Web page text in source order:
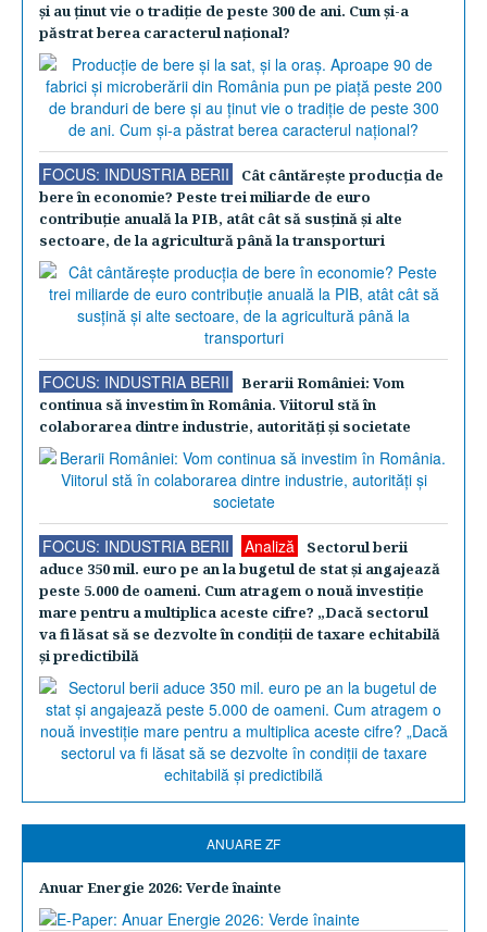
şi au ţinut vie o tradiţie de peste 300 de ani. Cum şi-a
păstrat berea caracterul naţional?
FOCUS: INDUSTRIA BERII
Cât cântăreşte producţia de
bere în economie? Peste trei miliarde de euro
contribuţie anuală la PIB, atât cât să susţină şi alte
sectoare, de la agricultură până la transporturi
FOCUS: INDUSTRIA BERII
Berarii României: Vom
continua să investim în România. Viitorul stă în
colaborarea dintre industrie, autorităţi şi societate
FOCUS: INDUSTRIA BERII Analiză
Sectorul berii
aduce 350 mil. euro pe an la bugetul de stat şi angajează
peste 5.000 de oameni. Cum atragem o nouă investiţie
mare pentru a multiplica aceste cifre? „Dacă sectorul
va fi lăsat să se dezvolte în condiţii de taxare echitabilă
şi predictibilă
ANUARE ZF
Anuar Energie 2026: Verde înainte